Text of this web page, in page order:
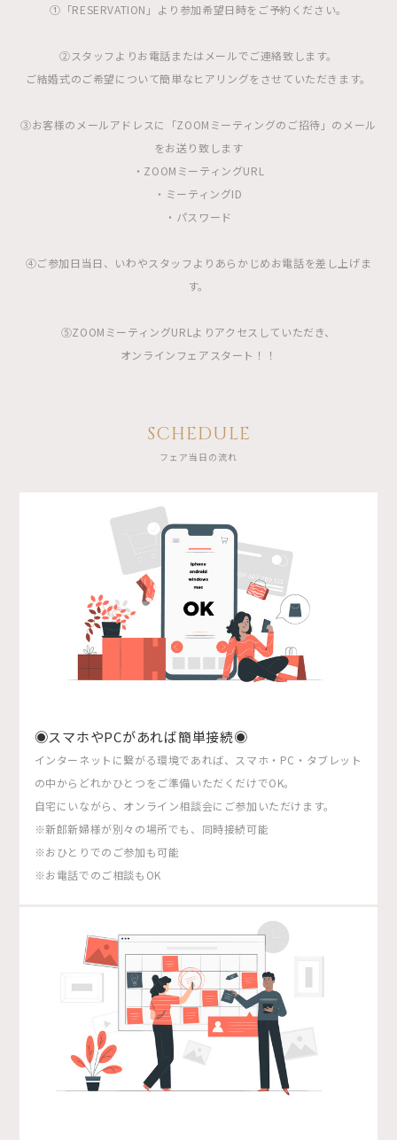
①「RESERVATION」より参加希望日時をご予約ください。
②スタッフよりお電話またはメールでご連絡致します。
ご結婚式のご希望について簡単なヒアリングをさせていただきます。
③お客様のメールアドレスに「ZOOMミーティングのご招待」のメール
をお送り致します
・ZOOMミーティングURL
・ミーティングID
・パスワード
④ご参加日当日、いわやスタッフよりあらかじめお電話を差し上げま
す。
⑤ZOOMミーティングURLよりアクセスしていただき、
オンラインフェアスタート！！
SCHEDULE
フェア当日の流れ
◉スマホやPCがあれば簡単接続◉
インターネットに繋がる環境であれば、スマホ・PC・タブレット
の中からどれかひとつをご準備いただくだけでOK。
自宅にいながら、オンライン相談会にご参加いただけます。
※新郎新婦様が別々の場所でも、同時接続可能
※おひとりでのご参加も可能
※お電話でのご相談もOK